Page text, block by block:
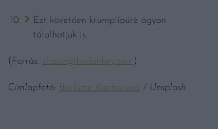
Ezt követően krumplipüré ágyon
tálalhatjuk is.
(Forrás: chasingthedonkey.com )
Címlapfotó: Barbare Kacharava / Unsplash